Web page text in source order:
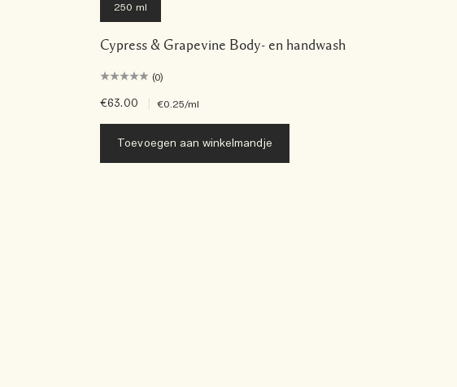
250 ml
Cypress & Grapevine Body- en handwash
(0)
€63.00 €0.25/ml
Toevoegen aan winkelmandje